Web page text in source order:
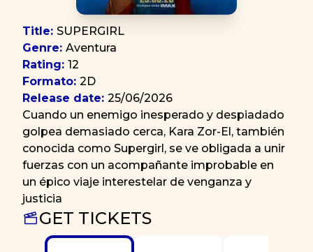
Title: SUPERGIRL
Genre: Aventura
Rating: 12
Formato: 2D
Release date: 25/06/2026
Cuando un enemigo inesperado y despiadado
golpea demasiado cerca, Kara Zor-El, también
conocida como Supergirl, se ve obligada a unir
fuerzas con un acompañante improbable en
un épico viaje interestelar de venganza y
justicia
GET TICKETS